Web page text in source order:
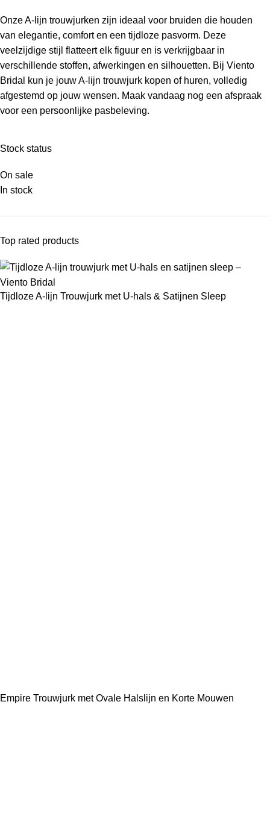
Stock status
On sale
In stock
Top rated products
Tijdloze A-lijn Trouwjurk met U-hals & Satijnen Sleep
Empire Trouwjurk met Ovale Halslijn en Korte Mouwen
Onze A-lijn trouwjurken zijn ideaal voor bruiden die houden
van elegantie, comfort en een tijdloze pasvorm. Deze
veelzijdige stijl flatteert elk figuur en is verkrijgbaar in
verschillende stoffen, afwerkingen en silhouetten. Bij Viento
Bridal kun je jouw A-lijn trouwjurk kopen of huren, volledig
afgestemd op jouw wensen. Maak vandaag nog een afspraak
voor een persoonlijke pasbeleving.